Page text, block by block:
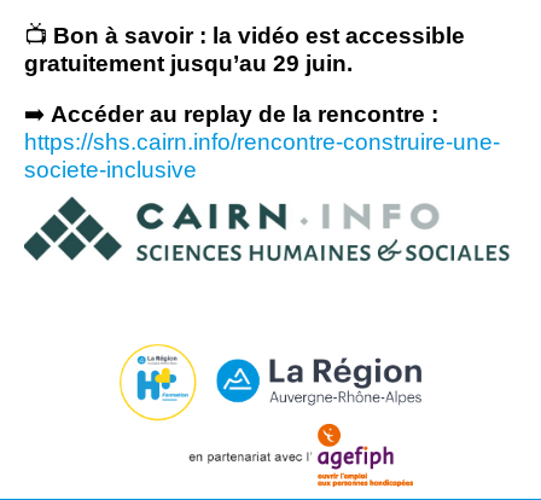
📺 Bon à savoir : la vidéo est accessible
gratuitement jusqu’au 29 juin.
➡️ Accéder au replay de la rencontre :
https://shs.cairn.info/rencontre-construire-une-
societe-inclusive